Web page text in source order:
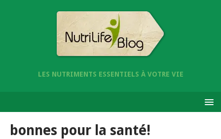
LES NUTRIMENTS ESSENTIELS À VOTRE VIE
bonnes pour la santé!